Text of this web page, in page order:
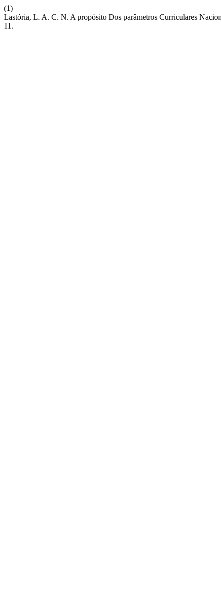
(1)
Lastória, L. A. C. N. A propósito Dos parâmetros Curriculares
11.